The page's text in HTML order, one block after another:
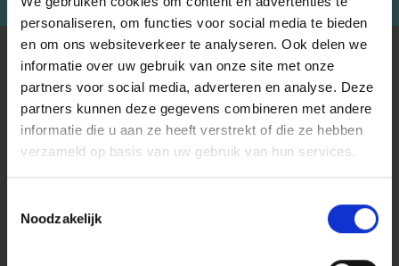
personaliseren, om functies voor social media te bieden
en om ons websiteverkeer te analyseren. Ook delen we
informatie over uw gebruik van onze site met onze
partners voor social media, adverteren en analyse. Deze
partners kunnen deze gegevens combineren met andere
informatie die u aan ze heeft verstrekt of die ze hebben
verzameld op basis van uw gebruik van hun services.
Noodzakelijk
À PROPOS DE NOUS
LindeHobby fournit tout le Danemark avec du fil de qualité.
Nous avons une large gamme de marques populaires avec
plus de 15 000 numéros d'articles. Notre équipe s'efforce
de vous fournir le meilleur service possible et la livraison la
plus rapide à tout moment. Découvrez l'équipe derrière
Économisez jusqu'à 50 %
Soyez le premier à connaître nos soldes et